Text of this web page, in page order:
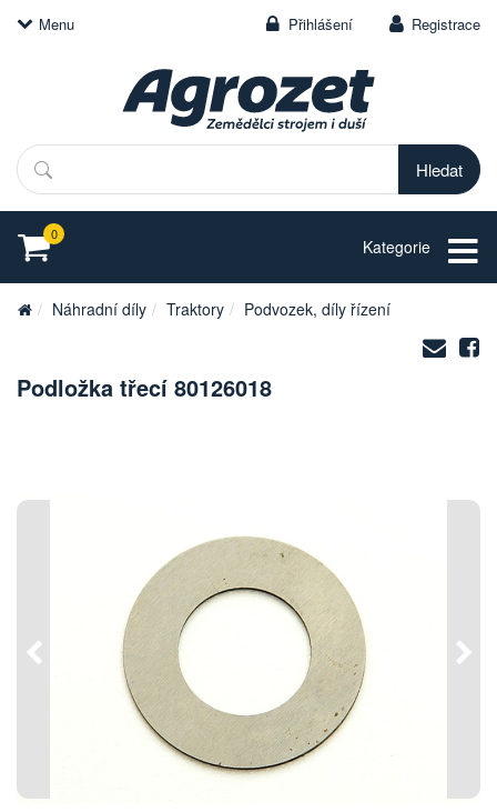
Menu Přihlášení Registrace
Hledat
0
Kategorie
Náhradní díly Traktory Podvozek, díly řízení
na
Podložka třecí 80126018
Předchozí